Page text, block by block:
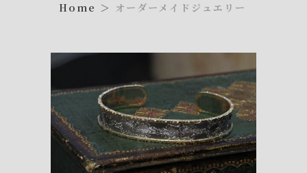
オーダーメイドジュエリー